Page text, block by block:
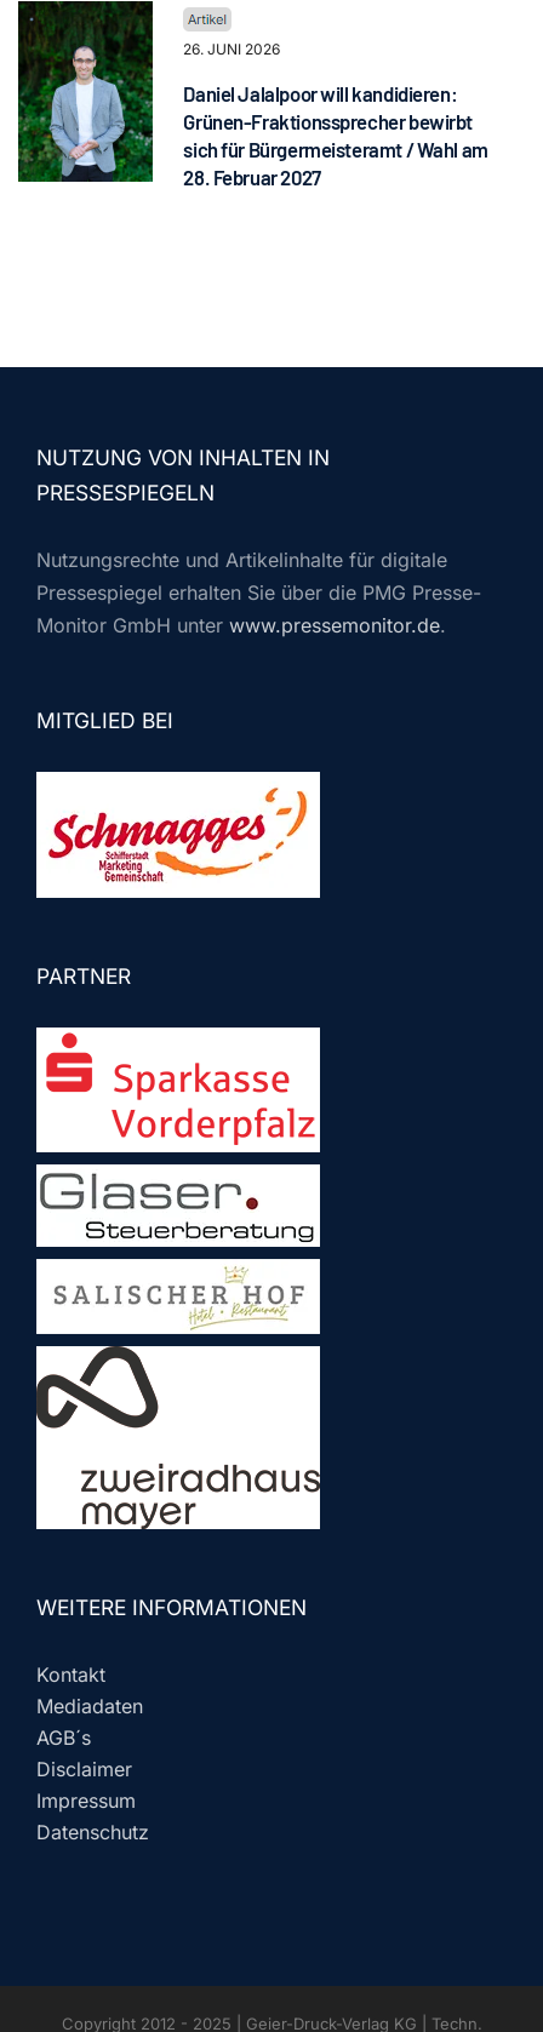
26. JUNI 2026
Daniel Jalalpoor will kandidieren:
Grünen-Fraktionssprecher bewirbt
sich für Bürgermeisteramt / Wahl am
28. Februar 2027
NUTZUNG VON INHALTEN IN
PRESSESPIEGELN
Nutzungsrechte und Artikelinhalte für digitale
Pressespiegel erhalten Sie über die PMG Presse-
Monitor GmbH unter www.pressemonitor.de.
MITGLIED BEI
PARTNER
WEITERE INFORMATIONEN
Kontakt
Mediadaten
AGB´s
Disclaimer
Impressum
Datenschutz
Copyright 2012 - 2025 | Geier-Druck-Verlag KG | Techn.